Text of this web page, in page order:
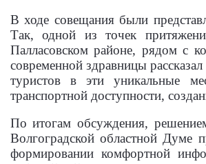
В ходе совещания были
Так, одной из точек
Палласовском районе, рядом с
современной здравницы
туристов в эти уникальные
транспортной доступности,
По итогам обсуждения,
Волгоградской областной
формировании комфортной